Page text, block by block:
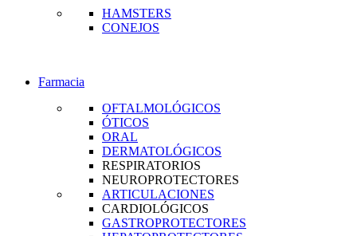
HAMSTERS
CONEJOS
Farmacia
OFTALMOLÓGICOS
ÓTICOS
ORAL
DERMATOLÓGICOS
RESPIRATORIOS
NEUROPROTECTORES
ARTICULACIONES
CARDIOLÓGICOS
GASTROPROTECTORES